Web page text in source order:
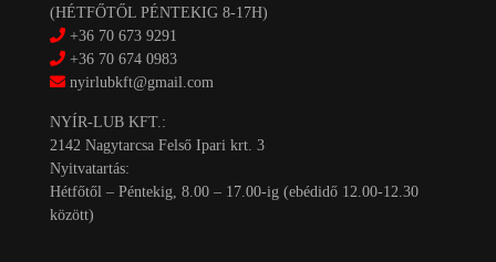
(HÉTFŐTŐL PÉNTEKIG 8-17H)
+36 70 673 9291
+36 70 674 0983
nyirlubkft@gmail.com
NYÍR-LUB KFT.:
2142 Nagytarcsa Felső Ipari krt. 3
Nyitvatartás:
Hétfőtől – Péntekig, 8.00 – 17.00-ig (ebédidő 12.00-12.30
között)